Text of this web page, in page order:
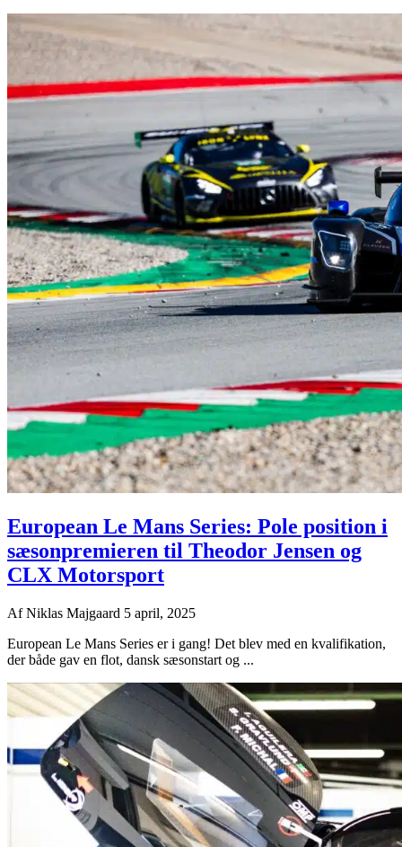
European Le Mans Series: Pole position i
sæsonpremieren til Theodor Jensen og
CLX Motorsport
AfNiklas Majgaard 5 april, 2025
European Le Mans Series er i gang! Det blev med en kvalifikation,
der både gav en flot, dansk sæsonstart og ...